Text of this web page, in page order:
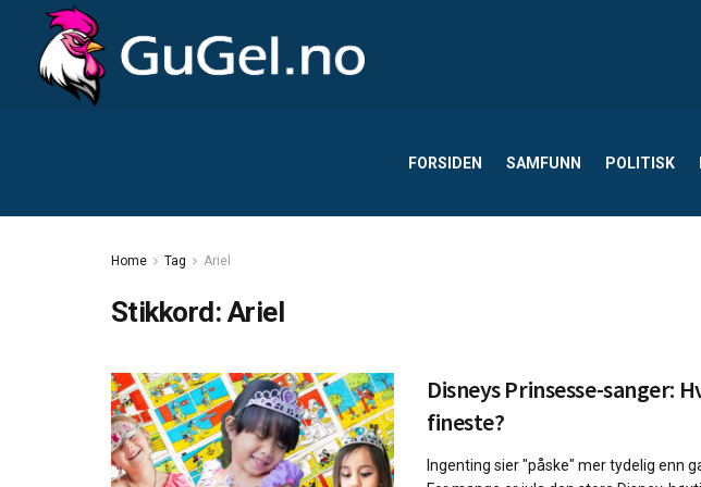
FORSIDEN SAMFUNN POLITISK
Home Tag Ariel
Stikkord: Ariel
Disneys Prinsesse-sanger:
fineste?
Ingenting sier "påske" mer tydelig enn